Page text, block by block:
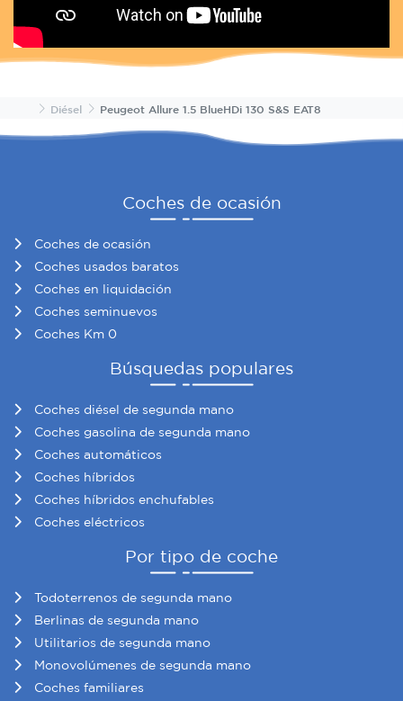
InicioDiésel Peugeot Allure 1.5 BlueHDi 130 S&S EAT8
Coches de ocasión
Coches de ocasión
Coches usados baratos
Coches en liquidación
Coches seminuevos
Coches Km 0
Búsquedas populares
Coches diésel de segunda mano
Coches gasolina de segunda mano
Coches automáticos
Coches híbridos
Coches híbridos enchufables
Coches eléctricos
Por tipo de coche
Todoterrenos de segunda mano
Berlinas de segunda mano
Utilitarios de segunda mano
Monovolúmenes de segunda mano
Coches familiares